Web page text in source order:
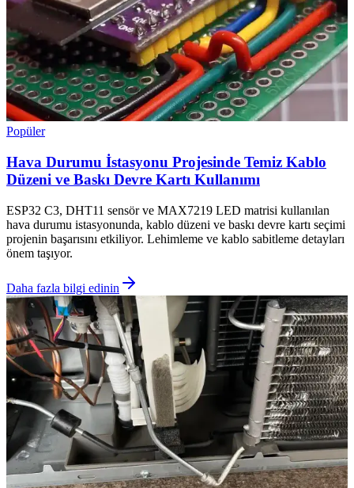
Popüler
Hava Durumu İstasyonu Projesinde Temiz Kablo
Düzeni ve Baskı Devre Kartı Kullanımı
ESP32 C3, DHT11 sensör ve MAX7219 LED matrisi kullanılan
hava durumu istasyonunda, kablo düzeni ve baskı devre kartı seçimi
projenin başarısını etkiliyor. Lehimleme ve kablo sabitleme detayları
önem taşıyor.
Daha fazla bilgi edinin